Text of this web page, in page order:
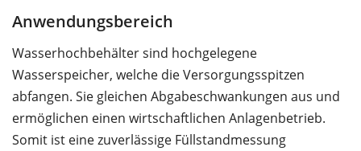
Anwendungsbereich
Wasserhochbehälter sind hochgelegene
Wasserspeicher, welche die Versorgungsspitzen
abfangen. Sie gleichen Abgabeschwankungen aus und
ermöglichen einen wirtschaftlichen Anlagenbetrieb.
Somit ist eine zuverlässige Füllstandmessung